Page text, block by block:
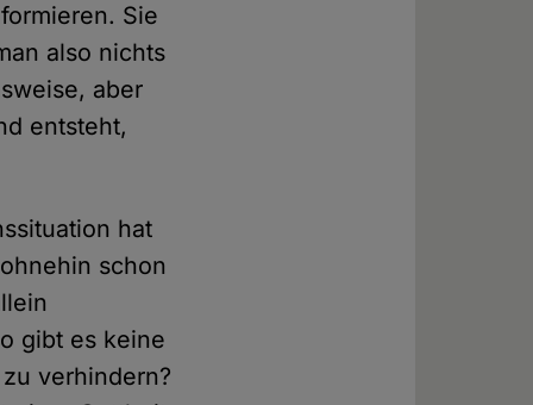
Sie
also nichts
aber
entsteht,
hat
schon
gibt es keine
verhindern?